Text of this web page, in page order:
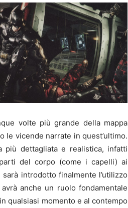
volte più grande della mappa
le vicende narrate in quest’ultimo.
più dettagliata e realistica, infatti
del corpo (come i capelli) ai
introdotto finalmente l’utilizzo
anche un ruolo fondamentale
qualsiasi momento e al contempo